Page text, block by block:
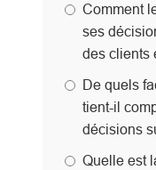
Comment
ses
des clients
De quels
tient-il
décisions
Quelle est